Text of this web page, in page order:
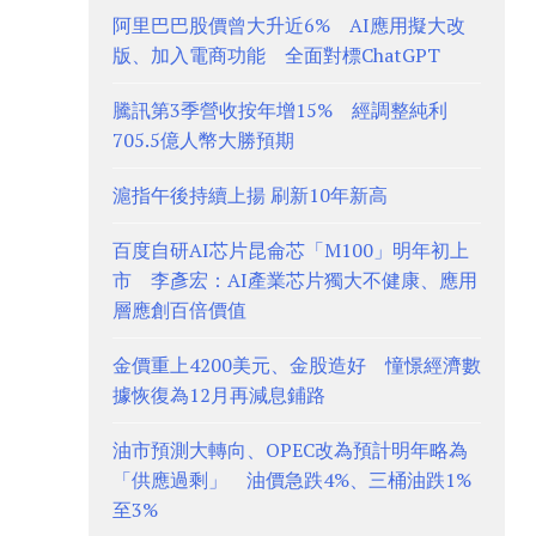
阿里巴巴股價曾大升近6% AI應用擬大改
版、加入電商功能 全面對標ChatGPT
騰訊第3季營收按年增15% 經調整純利
705.5億人幣大勝預期
滬指午後持續上揚 刷新10年新高
百度自研AI芯片昆侖芯「M100」明年初上
市 李彥宏：AI產業芯片獨大不健康、應用
層應創百倍價值
金價重上4200美元、金股造好 憧憬經濟數
據恢復為12月再減息鋪路
油市預測大轉向、OPEC改為預計明年略為
「供應過剩」 油價急跌4%、三桶油跌1%
至3%